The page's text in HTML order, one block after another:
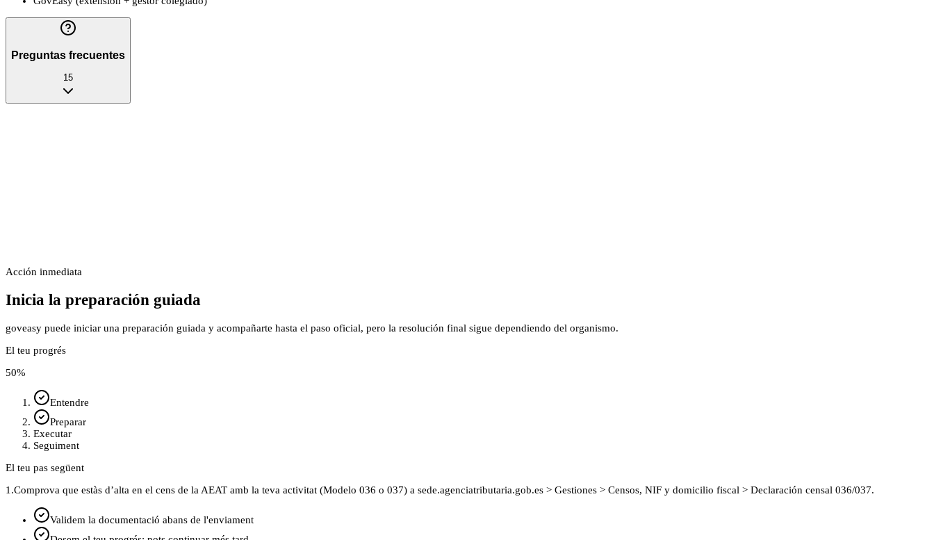
Preguntas frecuentes
15
Acción inmediata
Inicia la preparación guiada
goveasy puede iniciar una preparación guiada y acompañarte hasta el paso oficial, pero la resolución final sigue dependiendo del organismo.
El teu progrés
50%
Entendre
Preparar
Executar
Seguiment
El teu pas següent
1.Comprova que estàs d’alta en el cens de la AEAT amb la teva activitat (Modelo 036 o 037) a sede.agenciatributaria.gob.es > Gestiones > Censos, NIF y domicilio fiscal > Declaración censal 036/037.
Validem la documentació abans de l'enviament